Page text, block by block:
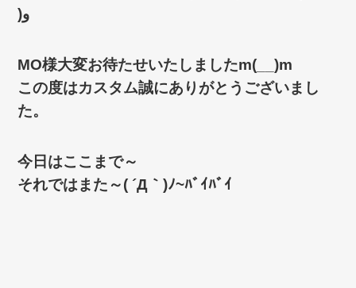
)و
MO様大変お待たせいたしましたm(__)m
この度はカスタム誠にありがとうございまし
た。
今日はここまで～
それではまた～( ´Д｀)ﾉ~ﾊﾞｲﾊﾞｲ